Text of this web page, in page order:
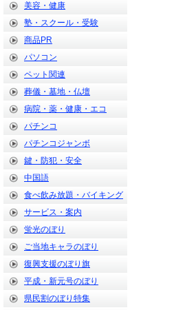
美容・健康
塾・スクール・受験
商品PR
パソコン
ペット関連
葬儀・墓地・仏壇
病院・薬・健康・エコ
パチンコ
パチンコジャンボ
鍵・防犯・安全
中国語
食べ飲み放題・バイキング
サービス・案内
蛍光のぼり
ご当地キャラのぼり
復興支援のぼり旗
平成・新元号のぼり
県民割のぼり特集